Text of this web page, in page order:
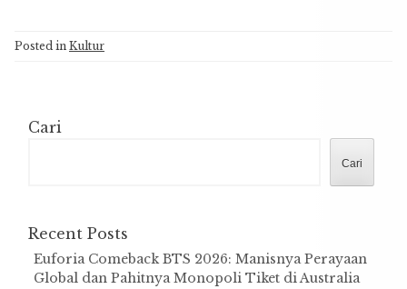
Posted in Kultur
Cari
Cari
Recent Posts
Euforia Comeback BTS 2026: Manisnya Perayaan
Global dan Pahitnya Monopoli Tiket di Australia